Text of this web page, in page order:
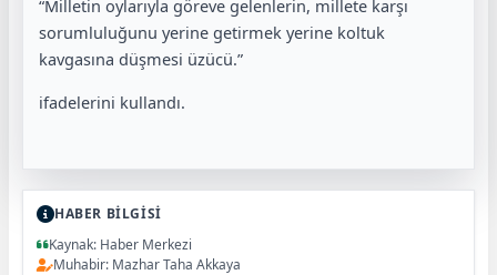
“Milletin oylarıyla göreve gelenlerin, millete karşı
sorumluluğunu yerine getirmek yerine koltuk
kavgasına düşmesi üzücü.”
ifadelerini kullandı.
HABER BİLGİSİ
Kaynak: Haber Merkezi
Muhabir: Mazhar Taha Akkaya